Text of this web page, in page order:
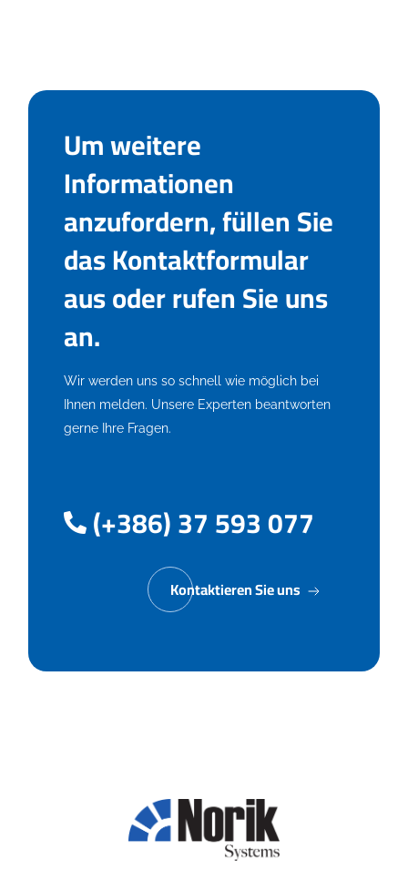
Um weitere
Informationen
anzufordern, füllen Sie
das Kontaktformular
aus oder rufen Sie uns
an.
Wir werden uns so schnell wie möglich bei
Ihnen melden. Unsere Experten beantworten
gerne Ihre Fragen.
(+386) 37 593 077
Kontaktieren Sie uns